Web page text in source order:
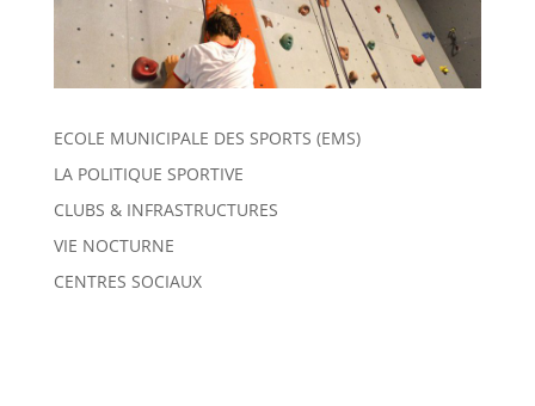
ECOLE MUNICIPALE DES SPORTS (EMS)
LA POLITIQUE SPORTIVE
CLUBS & INFRASTRUCTURES
VIE NOCTURNE
CENTRES SOCIAUX